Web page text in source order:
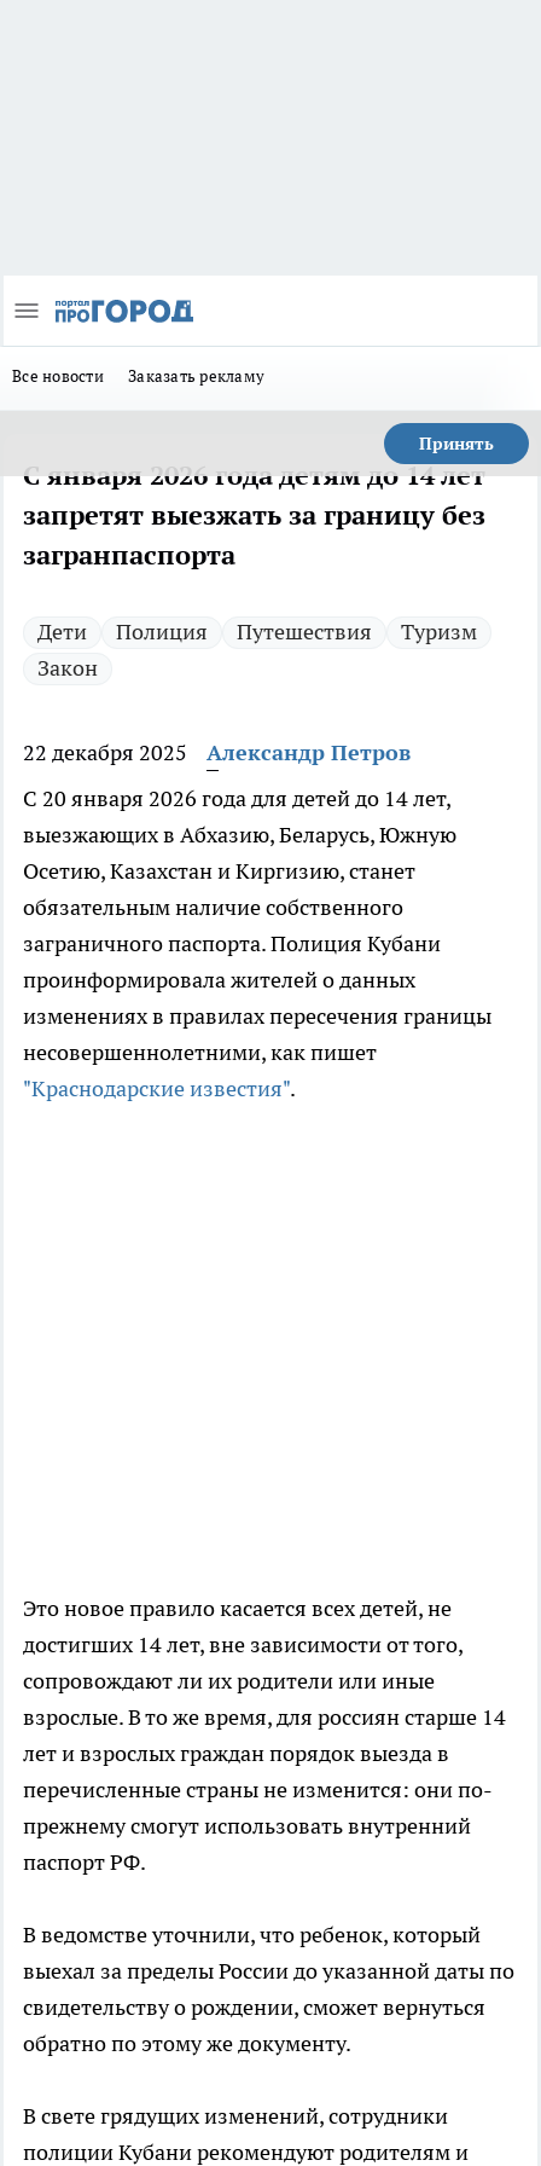
Все новости Заказать рекламу
Принять
С января 2026 года детям до 14 лет
запретят выезжать за границу без
загранпаспорта
Дети Полиция Путешествия
Туризм
Закон
22 декабря 2025
Александр Петров
С 20 января 2026 года для детей до 14 лет,
выезжающих в Абхазию, Беларусь, Южную
Осетию, Казахстан и Киргизию, станет
обязательным наличие собственного
заграничного паспорта. Полиция Кубани
проинформировала жителей о данных
изменениях в правилах пересечения границы
несовершеннолетними, как пишет
"Краснодарские известия".
Это новое правило касается всех детей, не
достигших 14 лет, вне зависимости от того,
сопровождают ли их родители или иные
взрослые. В то же время, для россиян старше 14
лет и взрослых граждан порядок выезда в
перечисленные страны не изменится: они по-
прежнему смогут использовать внутренний
паспорт РФ.
В ведомстве уточнили, что ребенок, который
выехал за пределы России до указанной даты по
свидетельству о рождении, сможет вернуться
обратно по этому же документу.
В свете грядущих изменений, сотрудники
полиции Кубани рекомендуют родителям и